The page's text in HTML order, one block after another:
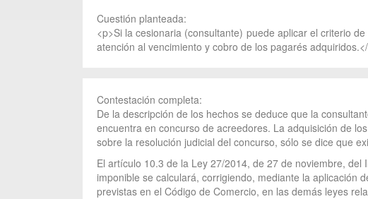
Cuestión planteada:
<p>Si la cesionaria (consultante) puede aplicar el criterio
atención al vencimiento y cobro de los pagarés
Contestación completa:
De la descripción de los hechos se deduce que la
encuentra en concurso de acreedores. La adquisición de
sobre la resolución judicial del concurso, sólo se dice que
El artículo 10.3 de la Ley 27/2014, de 27 de noviembre,
imponible se calculará, corrigiendo, mediante la aplicación
previstas en el Código de Comercio, en las demás leyes